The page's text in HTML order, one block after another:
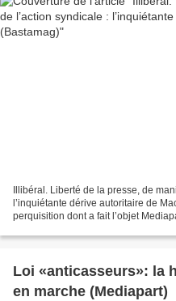
Illibéral. Liberté de la presse, de
l’inquiétante dérive autoritaire de
perquisition dont a fait l’objet
Loi «anticasseurs»: la
en marche (Mediapart)